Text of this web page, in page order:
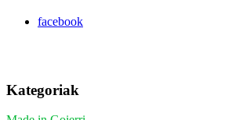
facebook
Kategoriak